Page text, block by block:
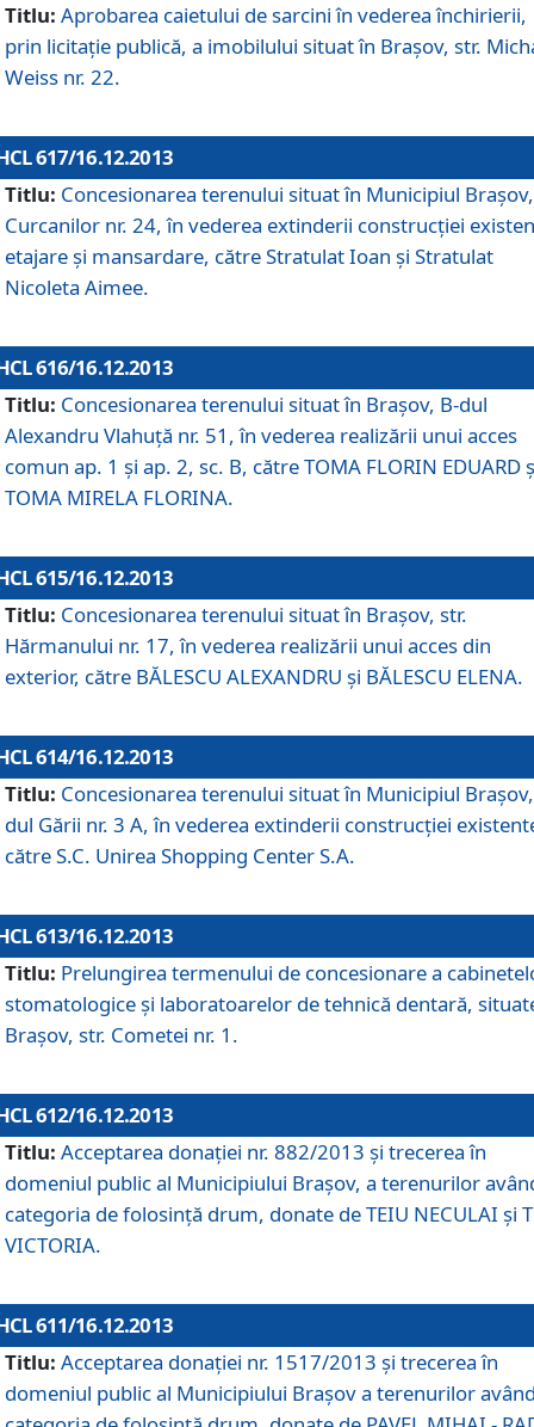
Titlu: Aprobarea caietului de sarcini în vederea închirierii,
prin licitaţie publică, a imobilului situat în Braşov, str.
Weiss nr. 22.
617/16.12.2013
Titlu: Concesionarea terenului situat în Municipiul
Curcanilor nr. 24, în vederea extinderii construcţiei
etajare şi mansardare, către Stratulat Ioan şi Stratulat
Nicoleta Aimee.
616/16.12.2013
Titlu: Concesionarea terenului situat în Braşov, B-dul
Alexandru Vlahuţă nr. 51, în vederea realizării unui acces
comun ap. 1 şi ap. 2, sc. B, către TOMA FLORIN EDUARD
TOMA MIRELA FLORINA.
615/16.12.2013
Titlu: Concesionarea terenului situat în Braşov, str.
Hărmanului nr. 17, în vederea realizării unui acces din
exterior, către BĂLESCU ALEXANDRU şi BĂLESCU ELENA.
614/16.12.2013
Titlu: Concesionarea terenului situat în Municipiul
dul Gării nr. 3 A, în vederea extinderii construcţiei
către S.C. Unirea Shopping Center S.A.
613/16.12.2013
Titlu: Prelungirea termenului de concesionare a
stomatologice şi laboratoarelor de tehnică dentară,
Braşov, str. Cometei nr. 1.
612/16.12.2013
Titlu: Acceptarea donaţiei nr. 882/2013 şi trecerea în
domeniul public al Municipiului Braşov, a terenurilor
categoria de folosinţă drum, donate de TEIU NECULAI şi
VICTORIA.
611/16.12.2013
Titlu: Acceptarea donaţiei nr. 1517/2013 şi trecerea în
domeniul public al Municipiului Braşov a terenurilor